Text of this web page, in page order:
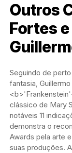
Outros
Fortes
Seguindo de
fantasia,
clássico de Mary
notáveis 11
demonstra o
Awards pela arte
suas produções.